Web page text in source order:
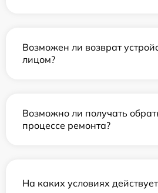
Возможен ли возврат
лицом?
Возможно ли получать
процессе ремонта?
На каких условиях